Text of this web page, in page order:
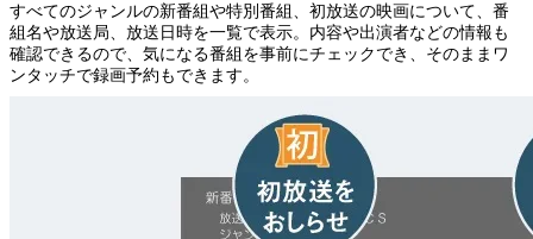
すべてのジャンルの新番組や特別番組、初放送の映画について、番
組名や放送局、放送日時を一覧で表示。内容や出演者などの情報も
確認できるので、気になる番組を事前にチェックでき、そのままワ
ンタッチで録画予約もできます。